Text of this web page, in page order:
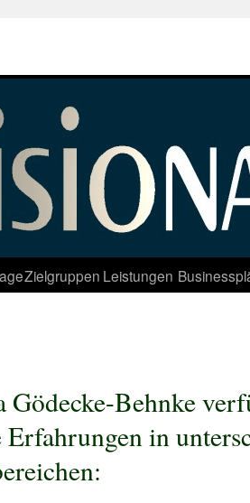
Zielgruppen Leistungen
Behnke
in